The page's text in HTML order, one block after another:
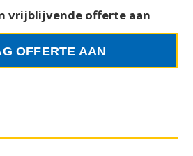
vrijblijvende offerte aan
OFFERTE AAN